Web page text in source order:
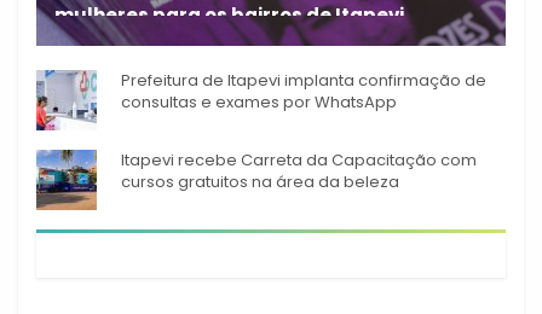
mulheres para os bairros de Itapevi
Durante o mês de agosto,
Prefeitura de Itapevi implanta confirmação de
consultas e exames por WhatsApp
Itapevi recebe Carreta da Capacitação com
cursos gratuitos na área da beleza